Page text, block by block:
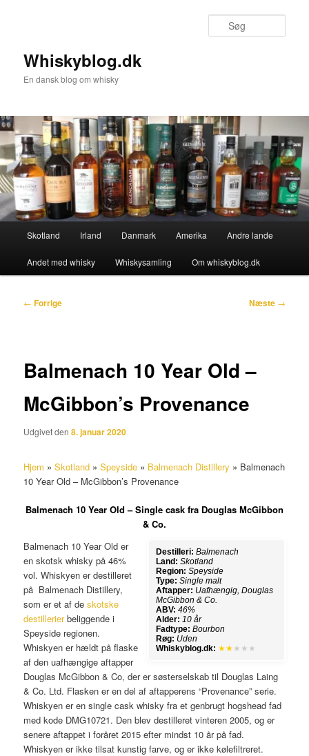
Whiskyblog.dk
En dansk blog om whisky
Skotland Irland Danmark Amerika Andre lande
Andet med whisky Whiskysamling Om whiskyblog.dk
Indlægsnavigation
← Forrige Næste →
Balmenach 10 Year Old –
McGibbon’s Provenance
Udgivet den8. januar 2020
Hjem »Skotland »Speyside » Balmenach Distillery » Balmenach
10 Year Old – McGibbon’s Provenance
Balmenach 10 Year Old – Single cask fra Douglas McGibbon
& Co.
Destilleri: Balmenach
Land: Skotland
Region: Speyside
Type: Single malt
Aftapper: Uafhængig, Douglas
McGibbon & Co.
ABV: 46%
Alder: 10 år
Fadtype: Bourbon
Røg: Uden
Whiskyblog.dk: ★★ ★★★
Balmenach 10 Year Old er
en skotsk whisky på 46%
vol. Whiskyen er destilleret
på Balmenach Distillery,
som er et af deskotske
destillerierbeliggende i
Speyside regionen.
Whiskyen er hældt på flaske
af den uafhængige aftapper
Douglas McGibbon & Co, der er søsterselskab til Douglas Laing
& Co. Ltd. Flasken er en del af aftapperens “Provenance” serie.
Whiskyen er en single cask whisky fra et genbrugt hogshead fad
med kode DMG10721. Den blev destilleret vinteren 2005, og er
senere aftappet i foråret 2015 efter mindst 10 år på fad.
Whiskyen er ikke tilsat kunstig farve, og er ikke kølefiltreret.